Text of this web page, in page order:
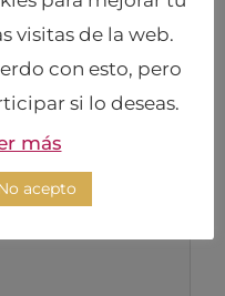
no será
están
visitas de la web.
con esto, pero
si lo deseas.
más
acepto